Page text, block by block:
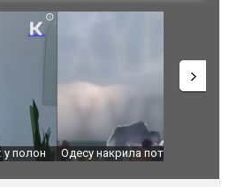
злива з градом та
Вже